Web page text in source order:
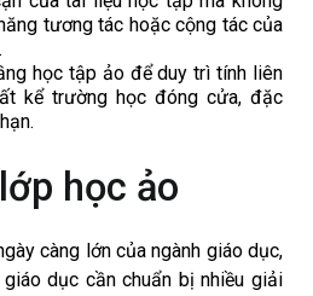
tương tác hoặc cộng tác của
học tập ảo để duy trì tính liên
kể trường học đóng cửa, đặc
học ảo
càng lớn của ngành giáo dục,
dục cần chuẩn bị nhiều giải